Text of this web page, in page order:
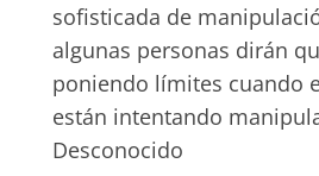
sofisticada de
algunas personas dirán
poniendo límites cuando
están intentando
Desconocido